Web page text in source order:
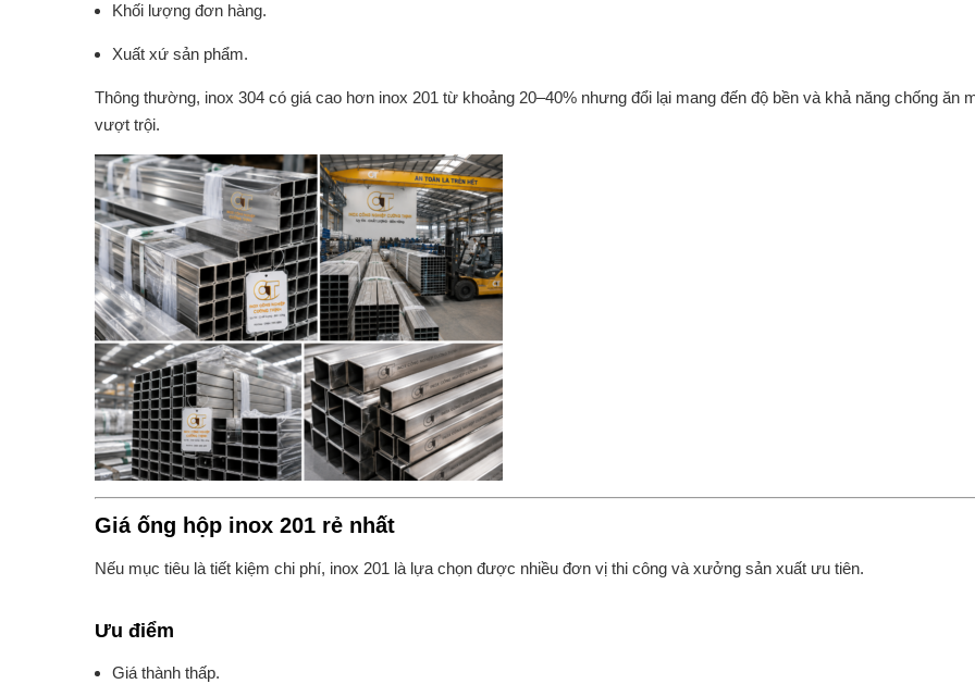
Khối lượng đơn hàng.
Xuất xứ sản phẩm.
Thông thường, inox 304 có giá cao hơn inox 201 từ khoảng 20–40% nhưng đổi lại mang đến độ bền và khả năng chống ăn
vượt trội.
Giá ống hộp inox 201 rẻ nhất
Nếu mục tiêu là tiết kiệm chi phí, inox 201 là lựa chọn được nhiều đơn vị thi công và xưởng sản xuất ưu tiên.
Ưu điểm
Giá thành thấp.